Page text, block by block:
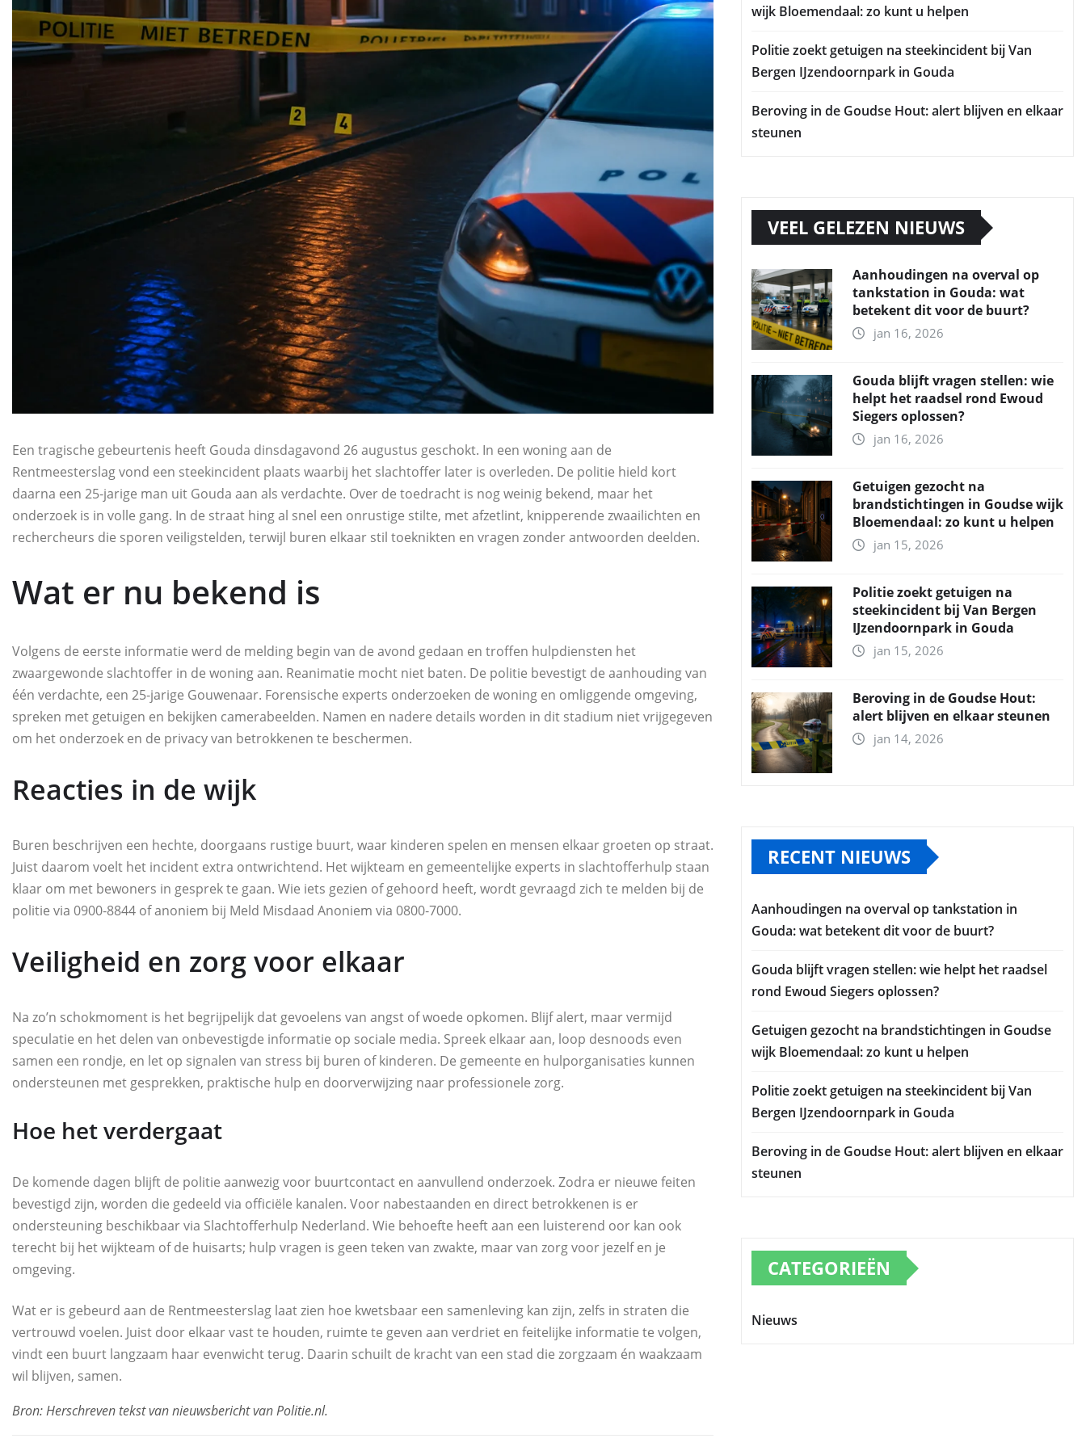
Een tragische gebeurtenis heeft Gouda dinsdagavond 26 augustus geschokt. In een woning aan de
Rentmeesterslag vond een steekincident plaats waarbij het slachtoffer later is overleden. De politie hield kort
daarna een 25‑jarige man uit Gouda aan als verdachte. Over de toedracht is nog weinig bekend, maar het
onderzoek is in volle gang. In de straat hing al snel een onrustige stilte, met afzetlint, knipperende zwaailichten en
rechercheurs die sporen veiligstelden, terwijl buren elkaar stil toeknikten en vragen zonder antwoorden deelden.
Wat er nu bekend is
Volgens de eerste informatie werd de melding begin van de avond gedaan en troffen hulpdiensten het
zwaargewonde slachtoffer in de woning aan. Reanimatie mocht niet baten. De politie bevestigt de aanhouding van
één verdachte, een 25‑jarige Gouwenaar. Forensische experts onderzoeken de woning en omliggende omgeving,
spreken met getuigen en bekijken camerabeelden. Namen en nadere details worden in dit stadium niet vrijgegeven
om het onderzoek en de privacy van betrokkenen te beschermen.
Reacties in de wijk
Buren beschrijven een hechte, doorgaans rustige buurt, waar kinderen spelen en mensen elkaar groeten op straat.
Juist daarom voelt het incident extra ontwrichtend. Het wijkteam en gemeentelijke experts in slachtofferhulp staan
klaar om met bewoners in gesprek te gaan. Wie iets gezien of gehoord heeft, wordt gevraagd zich te melden bij de
politie via 0900‑8844 of anoniem bij Meld Misdaad Anoniem via 0800‑7000.
Veiligheid en zorg voor elkaar
Na zo’n schokmoment is het begrijpelijk dat gevoelens van angst of woede opkomen. Blijf alert, maar vermijd
speculatie en het delen van onbevestigde informatie op sociale media. Spreek elkaar aan, loop desnoods even
samen een rondje, en let op signalen van stress bij buren of kinderen. De gemeente en hulporganisaties kunnen
ondersteunen met gesprekken, praktische hulp en doorverwijzing naar professionele zorg.
Hoe het verdergaat
De komende dagen blijft de politie aanwezig voor buurtcontact en aanvullend onderzoek. Zodra er nieuwe feiten
bevestigd zijn, worden die gedeeld via officiële kanalen. Voor nabestaanden en direct betrokkenen is er
ondersteuning beschikbaar via Slachtofferhulp Nederland. Wie behoefte heeft aan een luisterend oor kan ook
terecht bij het wijkteam of de huisarts; hulp vragen is geen teken van zwakte, maar van zorg voor jezelf en je
omgeving.
Wat er is gebeurd aan de Rentmeesterslag laat zien hoe kwetsbaar een samenleving kan zijn, zelfs in straten die
vertrouwd voelen. Juist door elkaar vast te houden, ruimte te geven aan verdriet en feitelijke informatie te volgen,
vindt een buurt langzaam haar evenwicht terug. Daarin schuilt de kracht van een stad die zorgzaam én waakzaam
wil blijven, samen.
wijk Bloemendaal: zo kunt u helpen
Politie zoekt getuigen na steekincident bij Van
Bergen IJzendoornpark in Gouda
Beroving in de Goudse Hout: alert blijven en elkaar
steunen
VEEL GELEZEN NIEUWS
Aanhoudingen na overval op
tankstation in Gouda: wat
betekent dit voor de buurt?
jan 16, 2026
Gouda blijft vragen stellen: wie
helpt het raadsel rond Ewoud
Siegers oplossen?
jan 16, 2026
Getuigen gezocht na
brandstichtingen in Goudse wijk
Bloemendaal: zo kunt u helpen
jan 15, 2026
Politie zoekt getuigen na
steekincident bij Van Bergen
IJzendoornpark in Gouda
jan 15, 2026
Beroving in de Goudse Hout:
alert blijven en elkaar steunen
jan 14, 2026
RECENT NIEUWS
Aanhoudingen na overval op tankstation in
Gouda: wat betekent dit voor de buurt?
Gouda blijft vragen stellen: wie helpt het raadsel
rond Ewoud Siegers oplossen?
Getuigen gezocht na brandstichtingen in Goudse
wijk Bloemendaal: zo kunt u helpen
Politie zoekt getuigen na steekincident bij Van
Bergen IJzendoornpark in Gouda
Beroving in de Goudse Hout: alert blijven en elkaar
steunen
CATEGORIEËN
Nieuws